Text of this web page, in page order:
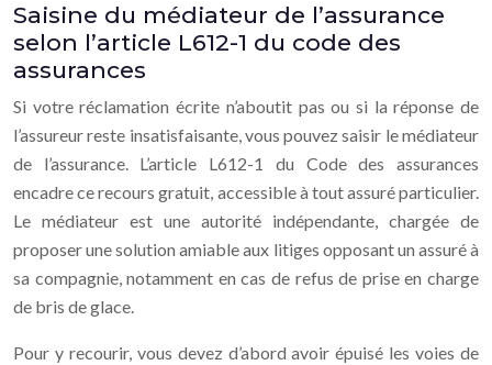
Saisine du médiateur de l’assurance
selon l’article L612-1 du code des
assurances
Si votre réclamation écrite n’aboutit pas ou si la réponse de
l’assureur reste insatisfaisante, vous pouvez saisir le médiateur
de l’assurance. L’article L612-1 du Code des assurances
encadre ce recours gratuit, accessible à tout assuré particulier.
Le médiateur est une autorité indépendante, chargée de
proposer une solution amiable aux litiges opposant un assuré à
sa compagnie, notamment en cas de refus de prise en charge
de bris de glace.
Pour y recourir, vous devez d’abord avoir épuisé les voies de